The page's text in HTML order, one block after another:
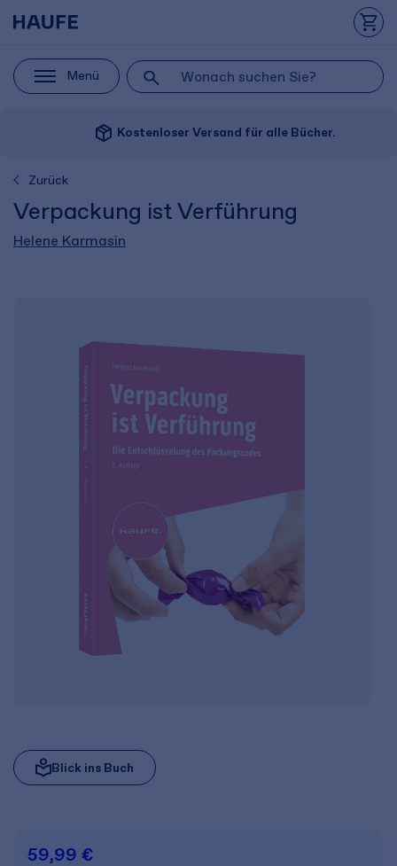
Menü
package_2 Kostenloser Versand für alle Bücher.
Zurück
Verpackung ist Verführung
Helene Karmasin
Blick ins Buch
59,99 €